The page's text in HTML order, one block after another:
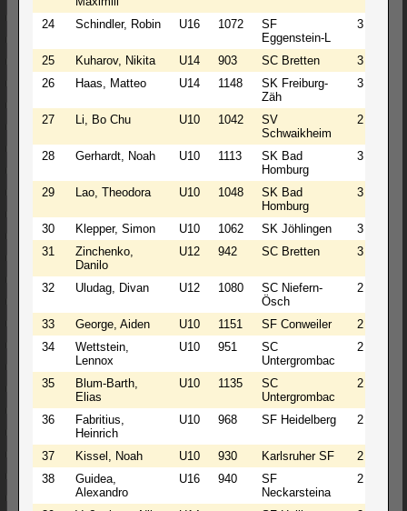
24 Schindler, Robin U16 1072
SF
Eggenstein-L
3
25 Kuharov, Nikita U14 903 SC Bretten 3
26
Haas, Matteo U14 1148
SK Freiburg-
Zäh
3
27 Li, Bo Chu U10 1042
SV
Schwaikheim
2
28 Gerhardt, Noah U10 1113
SK Bad
Homburg
3
29 Lao, Theodora U10 1048
SK Bad
Homburg
3
30 Klepper, Simon U10 1062 SK Jöhlingen 3
31
Zinchenko,
Danilo
U12 942 SC Bretten 3
32 Uludag, Divan U12 1080
SC Niefern-
Ösch
2
33 George, Aiden U10 1151 SF Conweiler 2
34
Wettstein,
Lennox
U10 951
SC
Untergrombac
2
35
Blum-Barth,
Elias
U10 1135
SC
Untergrombac
2
36
Fabritius,
Heinrich
U10 968 SF Heidelberg 2
37 Kissel, Noah U10 930 Karlsruher SF 2
38
Guidea,
Alexandro
U16 940
SF
Neckarsteina
2